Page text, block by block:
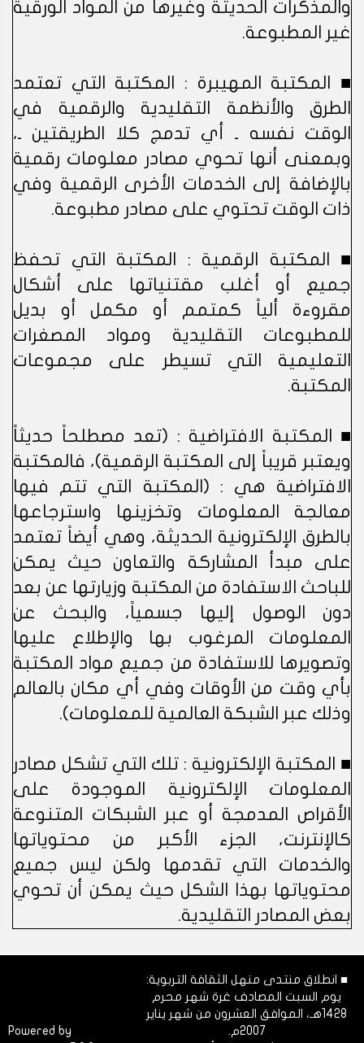
والمذكرات الحديثة وغيرها من المواد الورقية
غير المطبوعة.
■ المكتبة المهيبرة : المكتبة التي تعتمد
الطرق والأنظمة التقليدية والرقمية في
الوقت نفسه ـ أي تدمج كلا الطريقتين ـ،
وبمعنى أنها تحوي مصادر معلومات رقمية
بالإضافة إلى الخدمات الأخرى الرقمية وفي
ذات الوقت تحتوي على مصادر مطبوعة.
■ المكتبة الرقمية : المكتبة التي تحفظ
جميع أو أغلب مقتنياتها على أشكال
مقروءة ألياً كمتمم أو مكمل أو بديل
للمطبوعات التقليدية ومواد المصغرات
التعليمية التي تسيطر على مجموعات
المكتبة.
■ المكتبة الافتراضية : (تعد مصطلحاً حديثاً
ويعتبر قريباً إلى المكتبة الرقمية)، فالمكتبة
الافتراضية هي : (المكتبة التي تتم فيها
معالجة المعلومات وتخزينها واسترجاعها
بالطرق الإلكترونية الحديثة، وهي أيضاً تعتمد
على مبدأ المشاركة والتعاون حيث يمكن
للباحث الاستفادة من المكتبة وزيارتها عن بعد
دون الوصول إليها جسمياً، والبحث عن
المعلومات المرغوب بها والإطلاع عليها
وتصويرها للاستفادة من جميع مواد المكتبة
بأي وقت من الأوقات وفي أي مكان بالعالم
وذلك عبر الشبكة العالمية للمعلومات).
■ المكتبة الإلكترونية : تلك التي تشكل مصادر
المعلومات الإلكترونية الموجودة على
الأقراص المدمجة أو عبر الشبكات المتنوعة
كالإنترنت، الجزء الأكبر من محتوياتها
والخدمات التي تقدمها ولكن ليس جميع
محتوياتها بهذا الشكل حيث يمكن أن تحوي
بعض المصادر التقليدية.
■ انطلاق منتدى منهل الثقافة التربوية:
يوم السبت المصادف غرة شهر محرم
1428هـ، الموافق العشرون من شهر يناير
2007م.
Powered by